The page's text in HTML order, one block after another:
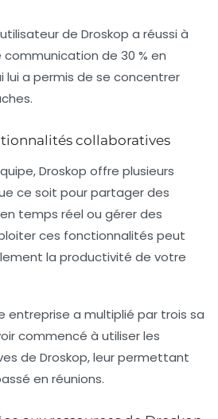
de Droskop a réussi à
de 30 % en
lui a permis de se concentrer
collaboratives
Droskop offre plusieurs
ce soit pour partager des
temps réel ou gérer des
ces fonctionnalités peut
la productivité de votre
entreprise a multiplié par trois sa
commencé à utiliser les
de Droskop, leur permettant
en réunions.